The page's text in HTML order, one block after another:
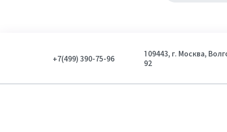
+7(499) 390-75-96
109443, г. Москва,
92